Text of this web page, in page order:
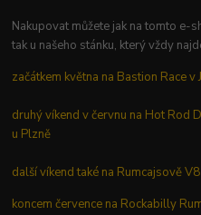
Nakupovat můžete jak na tomto e-
tak u našeho stánku, který vždy
začátkem května na Bastion Race
druhý víkend v červnu na Hot Rod
u Plzně
další víkend také na Rumcajsově
koncem července na Rockabilly